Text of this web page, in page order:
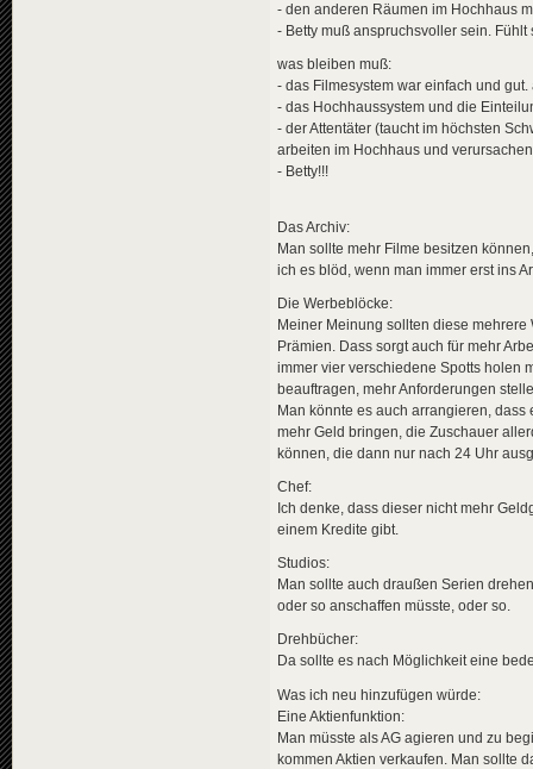
- den anderen Räumen im Hochhaus
- Betty muß anspruchsvoller sein.
was bleiben muß:
- das Filmesystem war einfach und
- das Hochhaussystem und die
- der Attentäter (taucht im höchsten
arbeiten im Hochhaus und
- Betty!!!
Das Archiv:
Man sollte mehr Filme besitzen
ich es blöd, wenn man immer erst ins
Die Werbeblöcke:
Meiner Meinung sollten diese mehrere
Prämien. Dass sorgt auch für mehr
immer vier verschiedene Spotts holen
beauftragen, mehr Anforderungen
Man könnte es auch arrangieren,
mehr Geld bringen, die Zuschauer
können, die dann nur nach 24 Uhr
Chef:
Ich denke, dass dieser nicht mehr
einem Kredite gibt.
Studios:
Man sollte auch draußen Serien
oder so anschaffen müsste, oder so.
Drehbücher:
Da sollte es nach Möglichkeit eine
Was ich neu hinzufügen würde:
Eine Aktienfunktion:
Man müsste als AG agieren und zu
kommen Aktien verkaufen. Man sollte